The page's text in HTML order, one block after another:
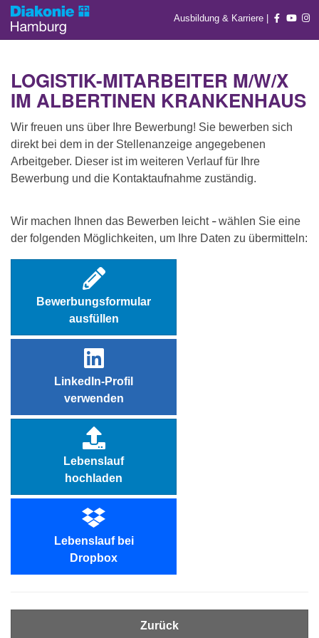
Ausbildung & Karriere |
LOGISTIK-MITARBEITER M/W/X
IM ALBERTINEN KRANKENHAUS
Wir freuen uns über Ihre Bewerbung! Sie bewerben sich
direkt bei dem in der Stellenanzeige angegebenen
Arbeitgeber. Dieser ist im weiteren Verlauf für Ihre
Bewerbung und die Kontaktaufnahme zuständig.
Wir machen Ihnen das Bewerben leicht – wählen Sie eine
der folgenden Möglichkeiten, um Ihre Daten zu übermitteln:
Bewerbungsformular
ausfüllen
LinkedIn-Profil
verwenden
Lebenslauf
hochladen
Lebenslauf bei
Dropbox
Zurück